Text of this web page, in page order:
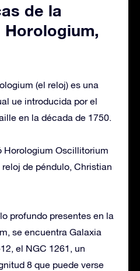
de la
(el reloj) es una
ue introducida por el
en la década de 1750.
Horologium Oscillitorium
de péndulo, Christian
profundo presentes en la
se encuentra Galaxia
el NGC 1261, un
8 que puede verse